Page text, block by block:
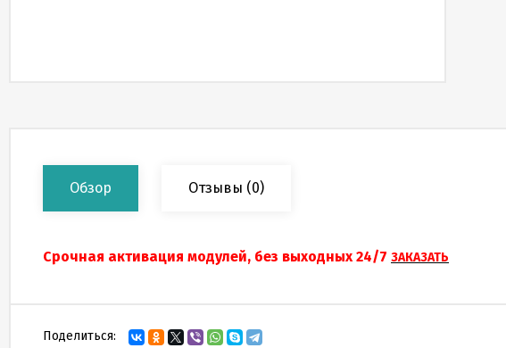
Обзор Отзывы (0)
Срочная активация модулей, без выходных 24/7 ЗАКАЗАТЬ
Поделиться: